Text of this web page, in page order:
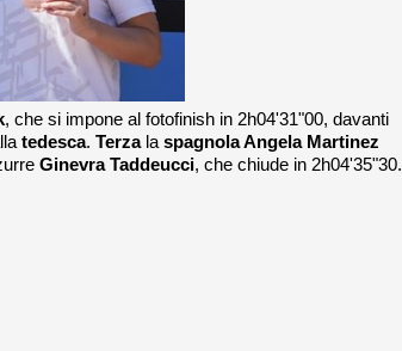
, che si impone al fotofinish in 2h04'31"00, davanti
tedesca. Terzala spagnola Angela Martinez
Ginevra Taddeucci, che chiude in 2h04'35"30.